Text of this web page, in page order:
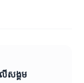
សង្គម